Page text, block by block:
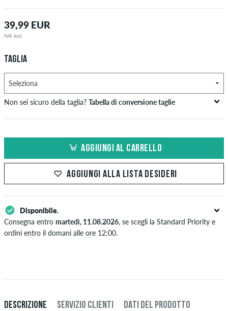
39,99 EUR
IVA incl.
TAGLIA
Non sei sicuro della taglia? Tabella di conversione taglie
US EU
busto in cm
vita in cm
XS 42 82-87 69-74 82-87
L 50/52 100-106 87-93 100-106
XXXL 60 121-127 108-114 121-127
AGGIUNGI AL CARRELLO
AGGIUNGI ALLA LISTA DESIDERI
Disponibile.
Consegna entro martedì, 11.08.2026, se scegli la Standard Priority e
ordini entro il domani alle ore 12:00.
DESCRIZIONE SERVIZIO CLIENTI DATI DEL PRODOTTO